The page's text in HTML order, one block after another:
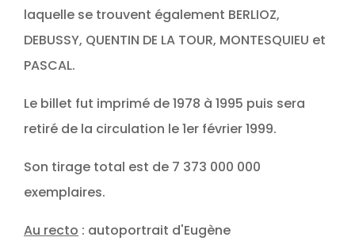
laquelle se trouvent également BERLIOZ,
DEBUSSY, QUENTIN DE LA TOUR, MONTESQUIEU et
PASCAL.
Le billet fut imprimé de 1978 à 1995 puis sera
retiré de la circulation le 1er février 1999.
Son tirage total est de 7 373 000 000
exemplaires.
Au recto : autoportrait d'Eugène